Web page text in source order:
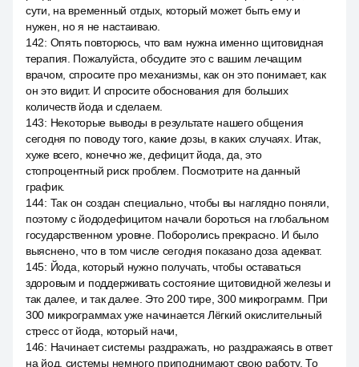
сути, на временный отдых, который может быть ему и
нужен, но я не настаиваю.
142: Опять повторюсь, что вам нужна именно щитовидная
терапия. Пожалуйста, обсудите это с вашим лечащим
врачом, спросите про механизмы, как он это понимает, как
он это видит. И спросите обоснования для больших
количеств йода и сделаем.
143: Некоторые выводы в результате нашего общения
сегодня по поводу того, какие дозы, в каких случаях. Итак,
хуже всего, конечно же, дефицит йода, да, это
стопроцентный риск проблем. Посмотрите на данный
график.
144: Так он создан специально, чтобы вы наглядно поняли,
поэтому с йододефицитом начали бороться на глобальном
государственном уровне. Поборолись прекрасно. И было
выяснено, что в том числе сегодня показано доза адекват.
145: Йода, который нужно получать, чтобы оставаться
здоровым и поддерживать состояние щитовидной железы и
так далее, и так далее. Это 200 тире, 300 микрограмм. При
300 микрограммах уже начинается Лёгкий окислительный
стресс от йода, который начи,
146: Начинает системы раздражать, но раздражаясь в ответ
на йод, системы немного приподнимают свою работу. То